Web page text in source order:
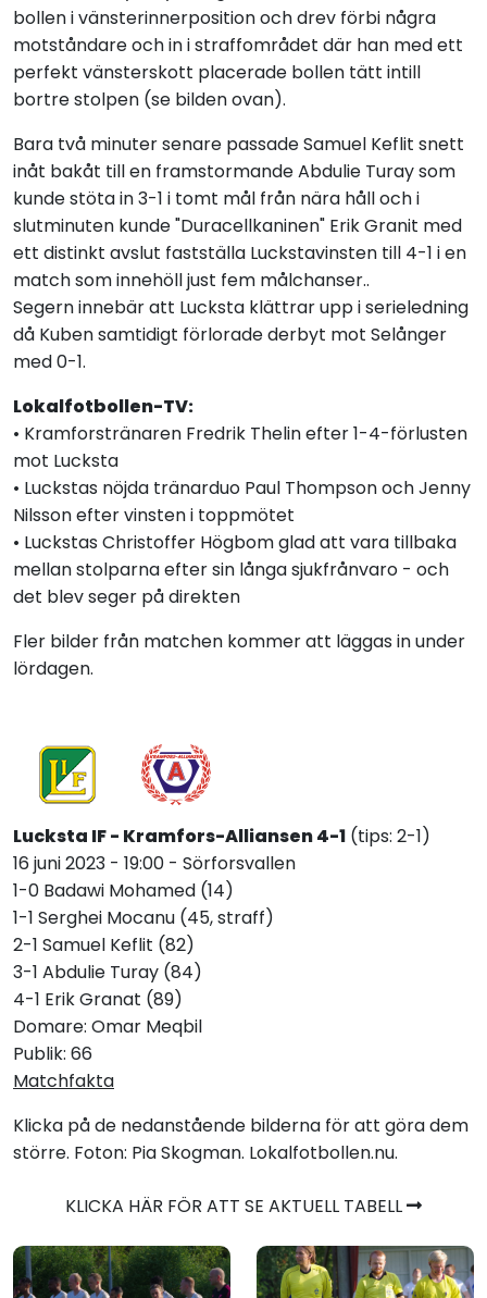
bollen i vänsterinnerposition och drev förbi några
motståndare och in i straffområdet där han med ett
perfekt vänsterskott placerade bollen tätt intill
bortre stolpen (se bilden ovan).
Bara två minuter senare passade Samuel Keflit snett
inåt bakåt till en framstormande Abdulie Turay som
kunde stöta in 3-1 i tomt mål från nära håll och i
slutminuten kunde "Duracellkaninen" Erik Granit med
ett distinkt avslut fastställa Luckstavinsten till 4-1 i en
match som innehöll just fem målchanser..
Segern innebär att Lucksta klättrar upp i serieledning
då Kuben samtidigt förlorade derbyt mot Selånger
med 0-1.
Lokalfotbollen-TV:
• Kramforstränaren Fredrik Thelin efter 1-4-förlusten
mot Lucksta
• Luckstas nöjda tränarduo Paul Thompson och Jenny
Nilsson efter vinsten i toppmötet
• Luckstas Christoffer Högbom glad att vara tillbaka
mellan stolparna efter sin långa sjukfrånvaro - och
det blev seger på direkten
Fler bilder från matchen kommer att läggas in under
lördagen.
Lucksta IF - Kramfors-Alliansen 4-1 (tips: 2-1)
16 juni 2023 - 19:00 - Sörforsvallen
1-0 Badawi Mohamed (14)
1-1 Serghei Mocanu (45, straff)
2-1 Samuel Keflit (82)
3-1 Abdulie Turay (84)
4-1 Erik Granat (89)
Domare: Omar Meqbil
Publik: 66
Matchfakta
Klicka på de nedanstående bilderna för att göra dem
större. Foton: Pia Skogman. Lokalfotbollen.nu.
KLICKA HÄR FÖR ATT SE AKTUELL TABELL